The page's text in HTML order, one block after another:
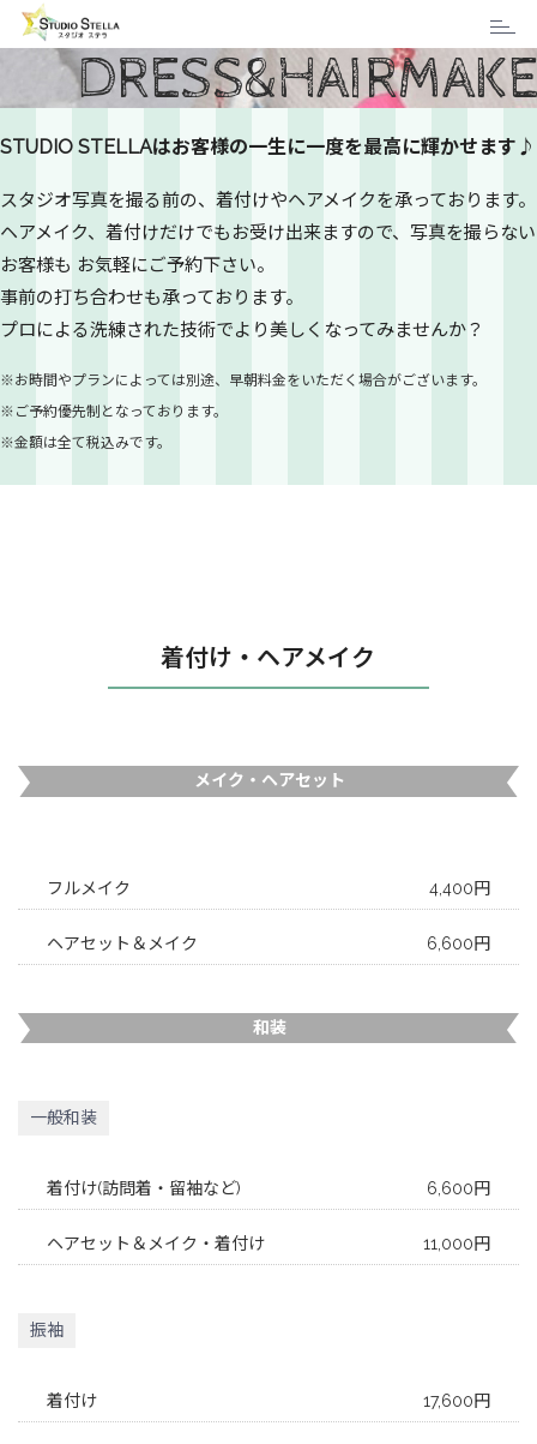
STUDIO STELLAはお客様の一生に一度を最高に輝かせます♪
スタジオ写真を撮る前の、着付けやヘアメイクを承っております。
ヘアメイク、着付けだけでもお受け出来ますので、写真を撮らない
お客様も お気軽にご予約下さい。
事前の打ち合わせも承っております。
プロによる洗練された技術でより美しくなってみませんか？
※お時間やプランによっては別途、早朝料金をいただく場合がございます。
※ご予約優先制となっております。
※金額は全て税込みです。
着付け・ヘアメイク
メイク・ヘアセット
フルメイク 4,400円
ヘアセット＆メイク 6,600円
和装
一般和装
着付け(訪問着・留袖など) 6,600円
ヘアセット＆メイク・着付け 11,000円
振袖
着付け 17,600円